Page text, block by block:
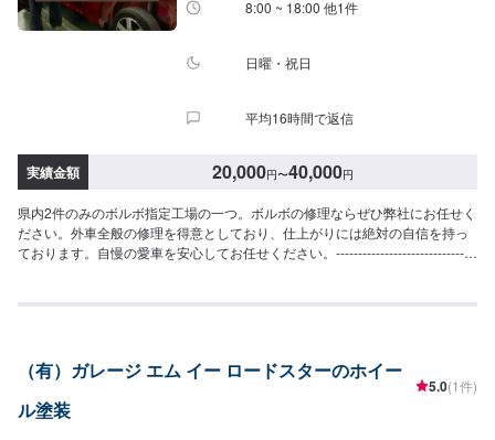
より貸し出しできかねる場合もございます。【営業時間・定休日】⏰営業時
8:00 ~ 18:00 他1件
日曜・祝日
平均16時間で返信
実績金額 20,000円〜40,000円
県内2件のみのボルボ指定工場の一つ。ボルボの修理ならぜひ弊社にお任せく
ださい。外車全般の修理を得意としており、仕上がりには絶対の自信を持っ
ております。自慢の愛車を安心してお任せください。--------------------------------
通常1週間程度で納車いたします。車種や状態により納期が前後する場合がご
にご負担いただいております。-----ご来店時の注意、受付方法-----当工場は上
信越自動車道富岡インターより車で約16分入庫の際はお気をつけてお越しく
ださい。駐車スペースは工場前の空いているスペースに駐車してください。
（有）ガレージ エム イー ロードスターのホイー
ル塗装
5.0(1件)